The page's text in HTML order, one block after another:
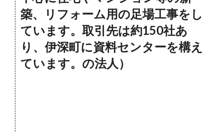
築、リフォーム用の足場工事をし
ています。取引先は約150社あ
り、伊深町に資料センターを構え
ています。の法人）